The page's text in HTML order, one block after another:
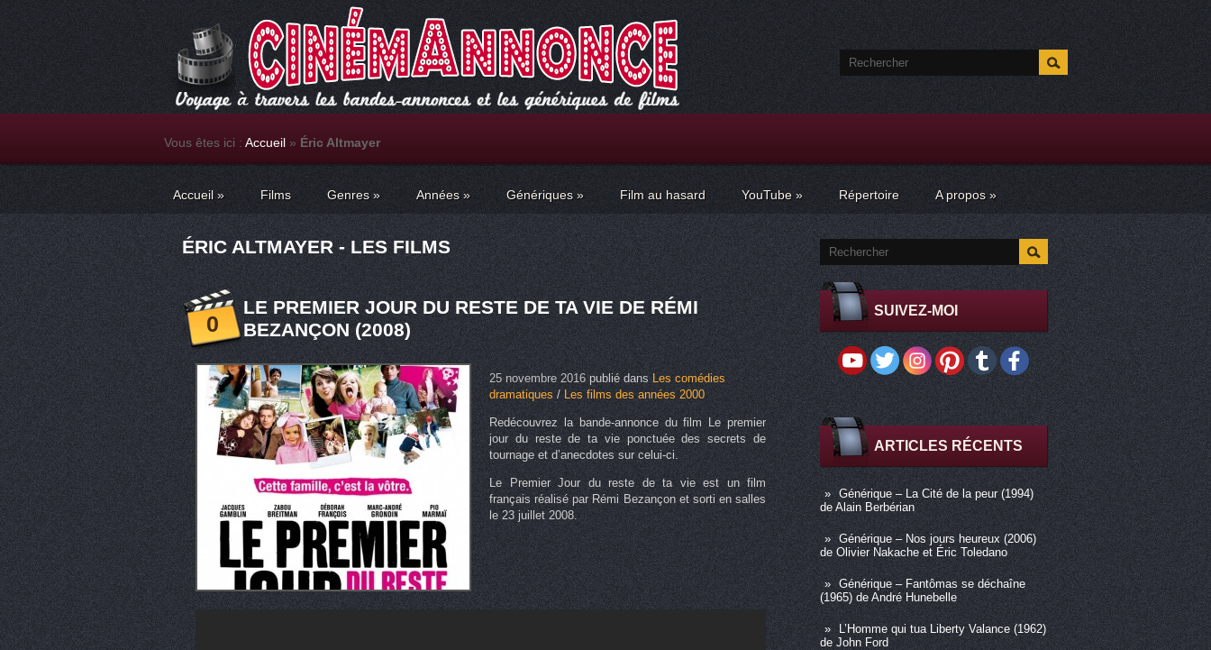
Vous êtes ici : Accueil » Éric Altmayer
Accueil » Films Genres» Années » Génériques » Film au hasard YouTube » Répertoire A propos »
SUIVEZ-MOI
ARTICLES RÉCENTS
Générique – La Cité de la peur (1994)
de Alain Berbérian
Générique – Nos jours heureux (2006)
de Olivier Nakache et Éric Toledano
Générique – Fantômas se déchaîne
(1965) de André Hunebelle
L’Homme qui tua Liberty Valance (1962)
de John Ford
ÉRIC ALTMAYER - LES FILMS
0
LE PREMIER JOUR DU RESTE DE TA VIE DE RÉMI
BEZANÇON (2008)
25 novembre 2016 publié dansLes comédies
dramatiques/Les films des années 2000
Redécouvrez la bande-annonce du film Le premier
jour du reste de ta vie ponctuée des secrets de
tournage et d’anecdotes sur celui-ci.
Le Premier Jour du reste de ta vie est un film
français réalisé par Rémi Bezançon et sorti en salles
le 23 juillet 2008.